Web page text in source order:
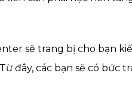
sẽ trang bị cho bạn
đây, các bạn sẽ có bức